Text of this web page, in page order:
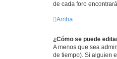
de cada foro
Arriba
¿Cómo se puede
A menos que sea
de tiempo). Si alguien